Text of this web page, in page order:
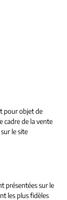
pour objet de
cadre de la vente
sur le site
présentées sur le
les plus fidèles